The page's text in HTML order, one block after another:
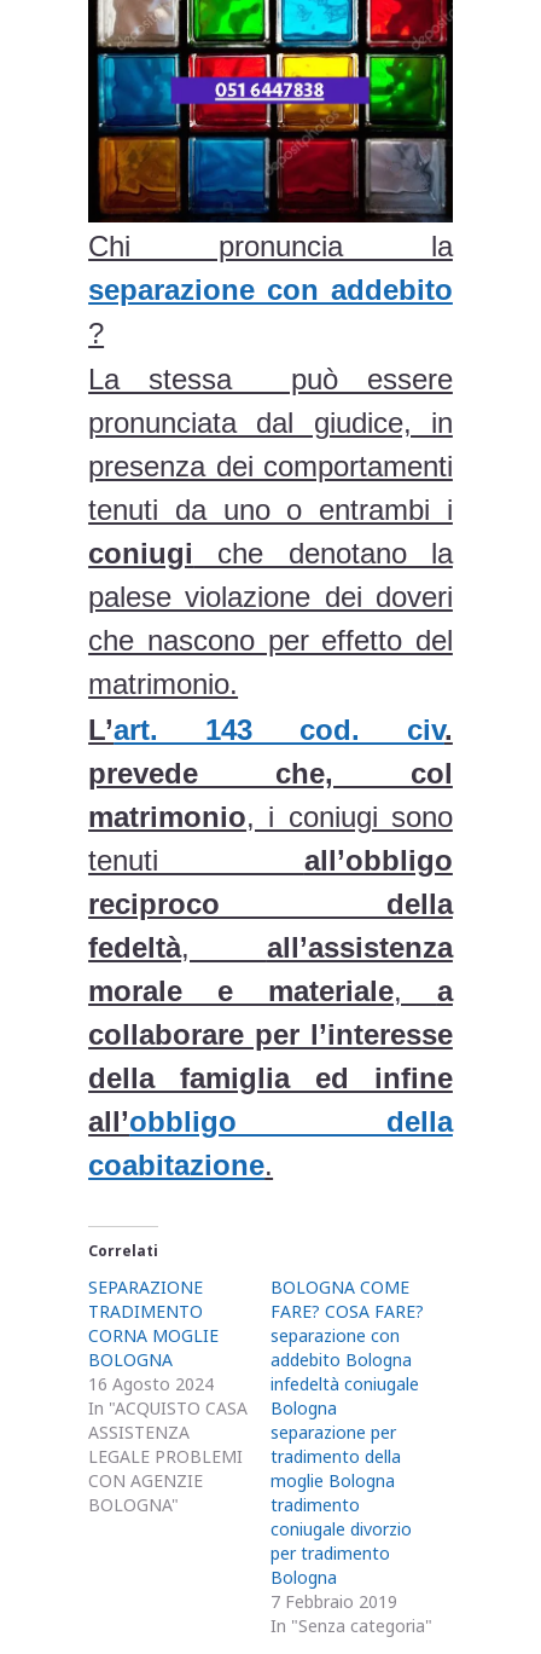
Chi pronuncia la
separazione con addebito
?
La stessa può essere
pronunciata dal giudice, in
presenza dei comportamenti
tenuti da uno o entrambi i
coniugi che denotano la
palese violazione dei doveri
che nascono per effetto del
matrimonio.
L’art. 143 cod. civ.
prevede che, col
matrimonio, i coniugi sono
tenuti all’obbligo
reciproco della
fedeltà, all’assistenza
morale e materiale, a
collaborare per l’interesse
della famiglia ed infine
all’obbligo della
coabitazione.
Correlati
SEPARAZIONE
TRADIMENTO
CORNA MOGLIE
BOLOGNA
16 Agosto 2024
In "ACQUISTO CASA
ASSISTENZA
LEGALE PROBLEMI
CON AGENZIE
BOLOGNA"
BOLOGNA COME
FARE? COSA FARE?
separazione con
addebito Bologna
infedeltà coniugale
Bologna
separazione per
tradimento della
moglie Bologna
tradimento
coniugale divorzio
per tradimento
Bologna
7 Febbraio 2019
In "Senza categoria"